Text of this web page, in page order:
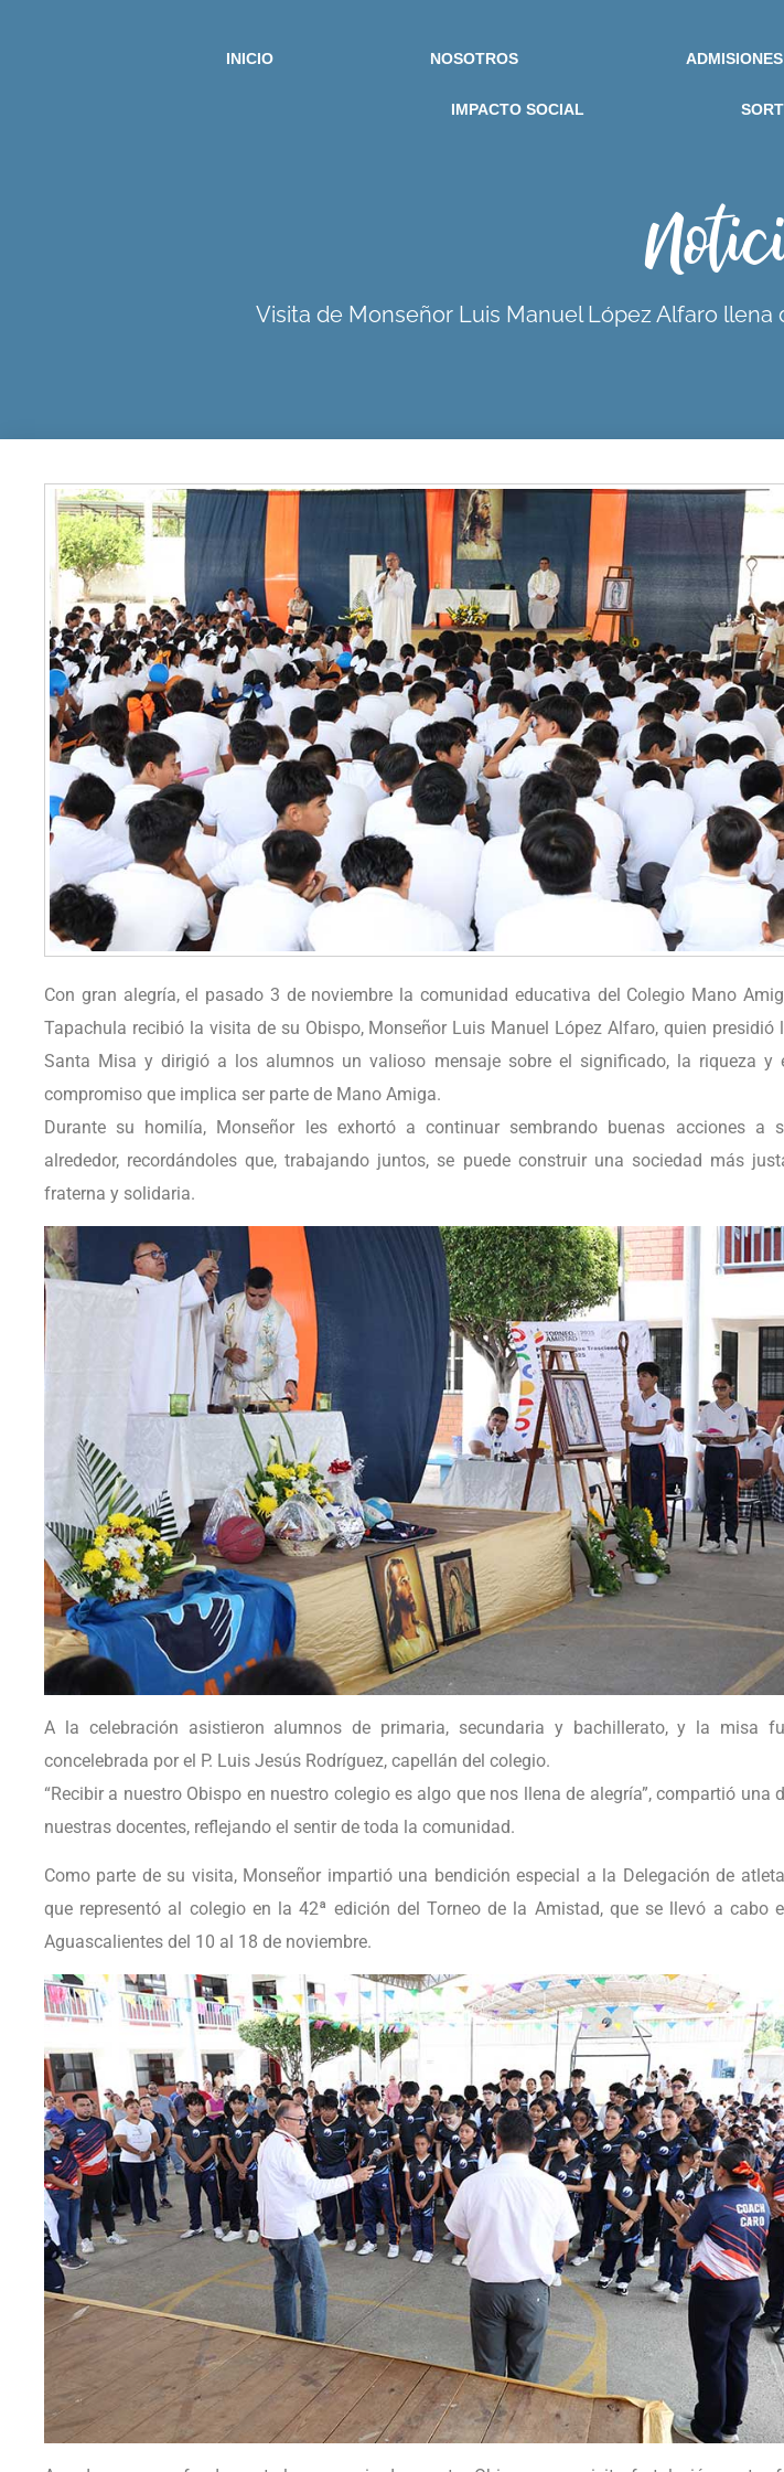
INICIO NOSOTROS ADMISIONES
IMPACTO SOCIAL
Visita de Monseñor Luis Manuel López Alfaro llena
Con gran alegría, el pasado 3 de noviembre la comunidad educativa del Colegio Mano
Tapachula recibió la visita de su Obispo, Monseñor Luis Manuel López Alfaro, quien presidió
Santa Misa y dirigió a los alumnos un valioso mensaje sobre el significado, la riqueza y
compromiso que implica ser parte de Mano Amiga.
Durante su homilía, Monseñor les exhortó a continuar sembrando buenas acciones a
alrededor, recordándoles que, trabajando juntos, se puede construir una sociedad más
fraterna y solidaria.
A la celebración asistieron alumnos de primaria, secundaria y bachillerato, y la misa
concelebrada por el P. Luis Jesús Rodríguez, capellán del colegio.
“Recibir a nuestro Obispo en nuestro colegio es algo que nos llena de alegría”, compartió una
nuestras docentes, reflejando el sentir de toda la comunidad.
Como parte de su visita, Monseñor impartió una bendición especial a la Delegación de
que representó al colegio en la 42ª edición del Torneo de la Amistad, que se llevó a cabo
Aguascalientes del 10 al 18 de noviembre.